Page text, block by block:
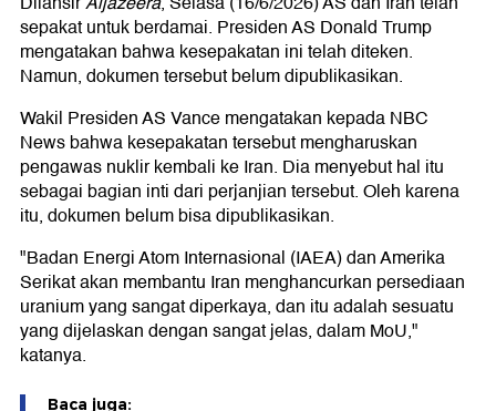
sepakat untuk berdamai. Presiden AS Donald Trump
mengatakan bahwa kesepakatan ini telah diteken.
Namun, dokumen tersebut belum dipublikasikan.
Wakil Presiden AS Vance mengatakan kepada NBC
News bahwa kesepakatan tersebut mengharuskan
pengawas nuklir kembali ke Iran. Dia menyebut hal itu
sebagai bagian inti dari perjanjian tersebut. Oleh karena
itu, dokumen belum bisa dipublikasikan.
"Badan Energi Atom Internasional (IAEA) dan Amerika
Serikat akan membantu Iran menghancurkan persediaan
uranium yang sangat diperkaya, dan itu adalah sesuatu
yang dijelaskan dengan sangat jelas, dalam MoU,"
katanya.
Baca juga: